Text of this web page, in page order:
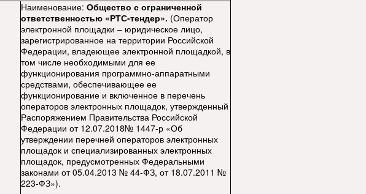
Наименование: Общество с ограниченной
ответственностью «РТС-тендер». (Оператор
электронной площадки – юридическое лицо,
зарегистрированное на территории Российской
Федерации, владеющее электронной площадкой, в
том числе необходимыми для ее
функционирования программно-аппаратными
средствами, обеспечивающее ее
функционирование и включенное в перечень
операторов электронных площадок, утвержденный
Распоряжением Правительства Российской
Федерации от 12.07.2018№ 1447-р «Об
утверждении перечней операторов электронных
площадок и специализированных электронных
площадок, предусмотренных Федеральными
законами от 05.04.2013 № 44-ФЗ, от 18.07.2011 №
223-ФЗ»).